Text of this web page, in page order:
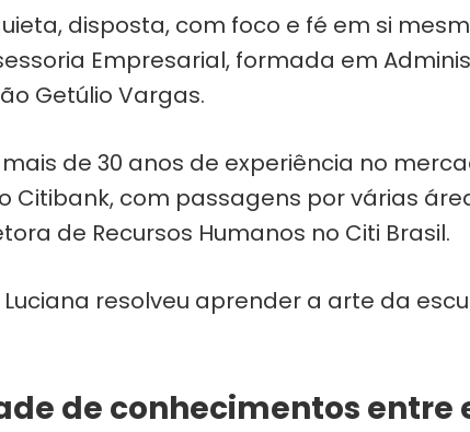
disposta, com foco e fé em si
Empresarial, formada em
Getúlio Vargas.
de 30 anos de experiência no
Citibank, com passagens por várias
de Recursos Humanos no Citi Brasil.
Luciana resolveu aprender a arte da
de conhecimentos entre